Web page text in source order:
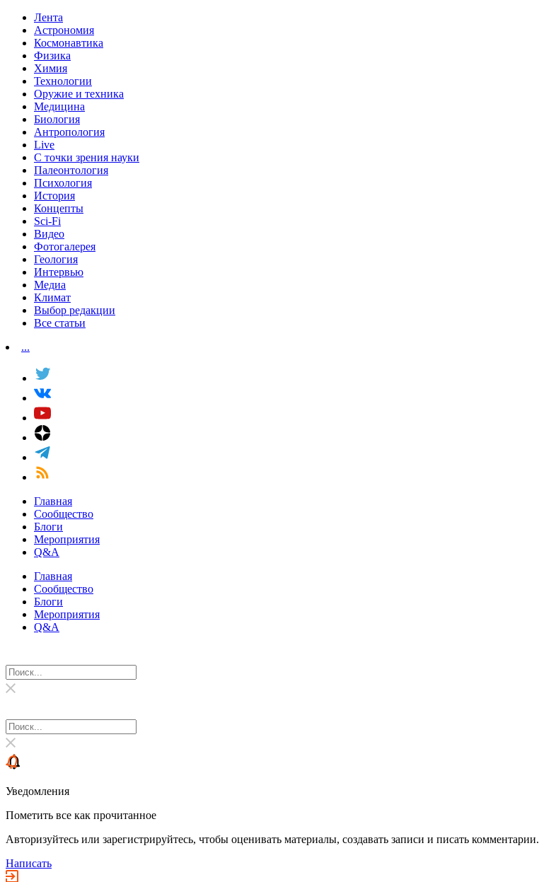
Лента
Астрономия
Космонавтика
Физика
Химия
Технологии
Оружие и техника
Медицина
Биология
Антропология
Live
С точки зрения науки
Палеонтология
Психология
История
Концепты
Sci-Fi
Видео
Фотогалерея
Геология
Интервью
Медиа
Климат
Выбор редакции
Все статьи
...
Главная
Сообщество
Блоги
Мероприятия
Q&A
Главная
Сообщество
Блоги
Мероприятия
Q&A
Уведомления
Пометить все как прочитанное
Авторизуйтесь или зарегистрируйтесь, чтобы оценивать материалы, создавать записи и писать комментарии.
Написать